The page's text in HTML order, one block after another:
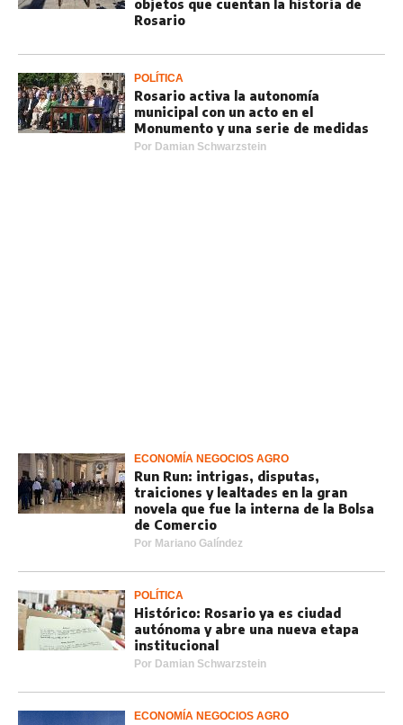
objetos que cuentan la historia de
Rosario
POLÍTICA
Rosario activa la autonomía
municipal con un acto en el
Monumento y una serie de medidas
Por Damian Schwarzstein
ECONOMÍA NEGOCIOS AGRO
Run Run: intrigas, disputas,
traiciones y lealtades en la gran
novela que fue la interna de la Bolsa
de Comercio
Por Mariano Galíndez
POLÍTICA
Histórico: Rosario ya es ciudad
autónoma y abre una nueva etapa
institucional
Por Damian Schwarzstein
ECONOMÍA NEGOCIOS AGRO